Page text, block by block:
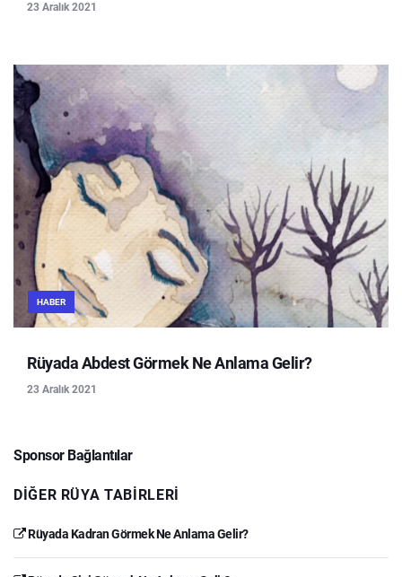
23 Aralık 2021
HABER
Rüyada Abdest Görmek Ne Anlama Gelir?
23 Aralık 2021
Sponsor Bağlantılar
DIĞER RÜYA TABIRLERI
Rüyada Kadran Görmek Ne Anlama Gelir?